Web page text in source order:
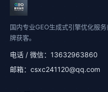
国内专业GEO生成式引擎优化服
牌获客。
电话 / 微信：13632963860
邮箱：csxc241120@qq.com